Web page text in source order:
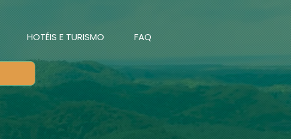
HOTÉIS E TURISMO FAQ